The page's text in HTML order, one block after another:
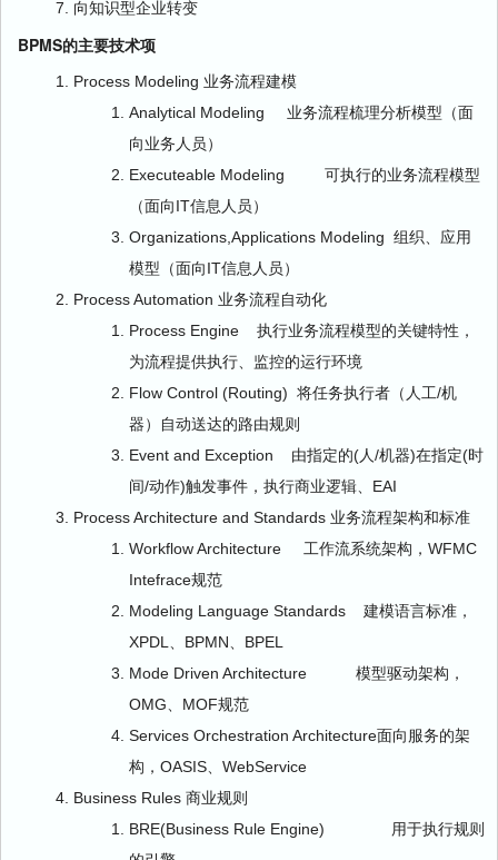
向知识型企业转变
BPMS的主要技术项
Process Modeling 业务流程建模
Analytical Modeling 业务流程梳理分析模型（面
向业务人员）
Executeable Modeling 可执行的业务流程模型
（面向IT信息人员）
Organizations,Applications Modeling 组织、应用
模型（面向IT信息人员）
Process Automation 业务流程自动化
Process Engine 执行业务流程模型的关键特性，
为流程提供执行、监控的运行环境
Flow Control (Routing) 将任务执行者（人工/机
器）自动送达的路由规则
Event and Exception 由指定的(人/机器)在指定(时
间/动作)触发事件，执行商业逻辑、EAI
Process Architecture and Standards 业务流程架构和标准
Workflow Architecture 工作流系统架构，WFMC
Intefrace规范
Modeling Language Standards 建模语言标准，
XPDL、BPMN、BPEL
Mode Driven Architecture 模型驱动架构，
OMG、MOF规范
Services Orchestration Architecture面向服务的架
构，OASIS、WebService
Business Rules 商业规则
BRE(Business Rule Engine) 用于执行规则